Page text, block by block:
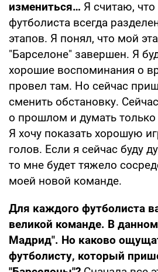
измениться… Я считаю,
футболиста всегда
этапов. Я понял, что мой
"Барселоне" завершен. Я
хорошие воспоминания о
провел там. Но сейчас
сменить обстановку.
о прошлом и думать
Я хочу показать хорошую
голов. Если я сейчас буду
то мне будет тяжело
моей новой команде.
Для каждого футболиста
великой команде. В
Мадрид". Но каково
футболисту, который